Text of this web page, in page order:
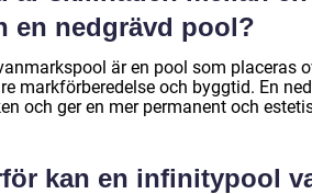
en nedgrävd pool?
är en pool som placeras
markförberedelse och byggtid. En
och ger en mer permanent och
kan en infinitypool